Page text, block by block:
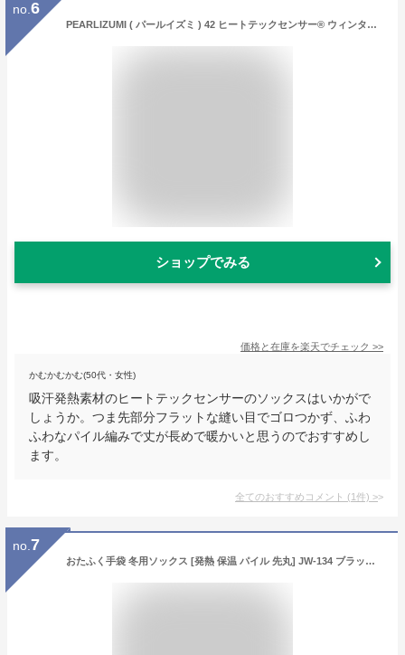
no. 6
PEARLIZUMI ( パールイズミ ) 42 ヒートテックセンサー® ウィンター ソックス
ショップでみる
価格と在庫を楽天でチェック >>
かむかむかむ(50代・女性)
吸汗発熱素材のヒートテックセンサーのソックスはいかがで
しょうか。つま先部分フラットな縫い目でゴロつかず、ふわ
ふわなパイル編みで丈が長めで暖かいと思うのでおすすめし
ます。
全てのおすすめコメント (1件) >
no. 7
おたふく手袋 冬用ソックス [発熱 保温 パイル 先丸] JW-134 ブラック 25~27㎝ 【2足組】